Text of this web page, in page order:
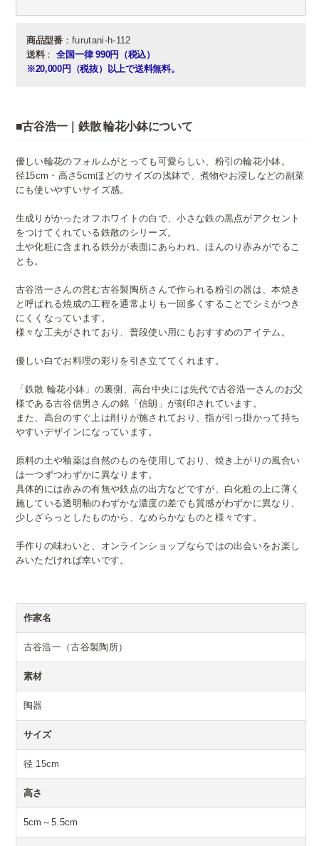
商品型番：furutani-h-112
送料： 全国一律 990円（税込）
※20,000円（税抜）以上で送料無料。
■古谷浩一｜鉄散 輪花小鉢について
優しい輪花のフォルムがとっても可愛らしい、粉引の輪花小鉢。
径15cm・高さ5cmほどのサイズの浅鉢で、煮物やお浸しなどの副菜
にも使いやすいサイズ感。
生成りがかったオフホワイトの白で、小さな鉄の黒点がアクセント
をつけてくれている鉄散のシリーズ。
土や化粧に含まれる鉄分が表面にあらわれ、ほんのり赤みがでるこ
とも。
古谷浩一さんの営む古谷製陶所さんで作られる粉引の器は、本焼き
と呼ばれる焼成の工程を通常よりも一回多くすることでシミがつき
にくくなっています。
様々な工夫がされており、普段使い用にもおすすめのアイテム。
優しい白でお料理の彩りを引き立ててくれます。
「鉄散 輪花小鉢」の裏側、高台中央には先代で古谷浩一さんのお父
様である古谷信男さんの銘「信朗」が刻印されています。
また、高台のすぐ上は削りが施されており、指が引っ掛かって持ち
やすいデザインになっています。
原料の土や釉薬は自然のものを使用しており、焼き上がりの風合い
は一つずつわずかに異なります。
具体的には赤みの有無や鉄点の出方などですが、白化粧の上に薄く
施している透明釉のわずかな濃度の差でも質感がわずかに異なり、
少しざらっとしたものから、なめらかなものと様々です。
手作りの味わいと、オンラインショップならではの出会いをお楽し
みいただければ幸いです。
作家名
古谷浩一（古谷製陶所）
素材
陶器
サイズ
径 15cm
高さ
5cm～5.5cm